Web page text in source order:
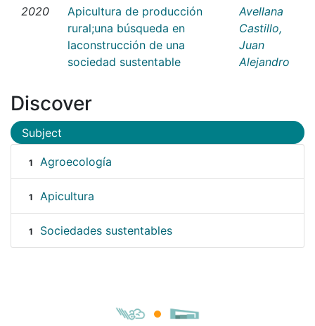
2020
Apicultura de producción
rural;una búsqueda en
laconstrucción de una
sociedad sustentable
Avellana
Castillo,
Juan
Alejandro
Discover
Subject
1 Agroecología
1 Apicultura
1 Sociedades sustentables